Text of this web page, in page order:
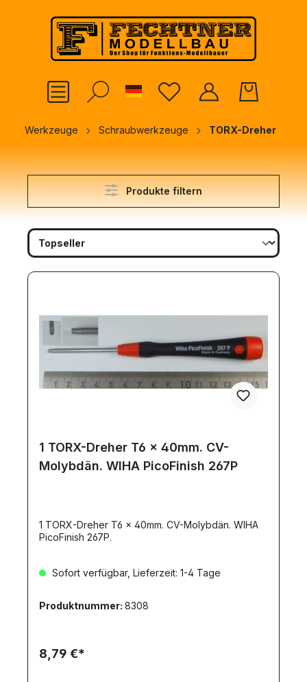
springen
German
Werkzeuge Schraubwerkzeuge TORX-Dreher
Produkte filtern
1 TORX-Dreher T6 x 40mm. CV-
Molybdän. WIHA PicoFinish 267P
1 TORX-Dreher T6 x 40mm. CV-Molybdän. WIHA
PicoFinish 267P.
Sofort verfügbar, Lieferzeit: 1-4 Tage
Produktnummer: 8308
8,79 €*